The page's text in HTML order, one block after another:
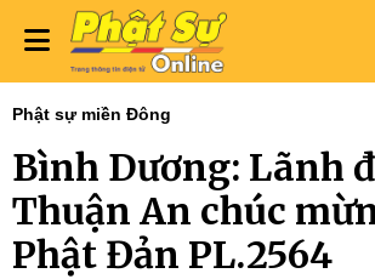
Phật sự miền Đông
Bình Dương: Lãnh
Thuận An chúc
Phật Đản PL.2564